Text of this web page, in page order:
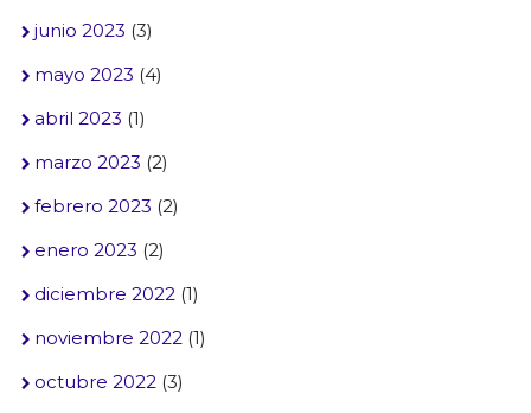
junio 2023 (3)
mayo 2023 (4)
abril 2023 (1)
marzo 2023 (2)
febrero 2023 (2)
enero 2023 (2)
diciembre 2022(1)
noviembre 2022(1)
octubre 2022(3)